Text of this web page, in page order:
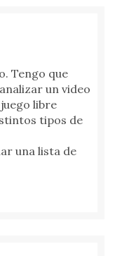
Tengo que
un video
libre
tipos de
una lista de